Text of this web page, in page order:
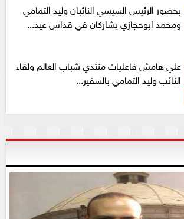
بحضور الرئيس السيسي النائبان وليد التمامي
ومحمد ابوحجازي يشاركان في قداس عيد...
علي هامش فاعليات منتدي شباب العالم ولقاء
النائب وليد التمامي بالسفير...